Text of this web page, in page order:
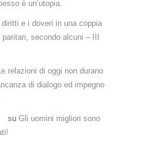
è un’utopia.
I diritti e i doveri in una coppia
secondo alcuni – III
relazioni di oggi non durano
di dialogo ed impegno
su Gli uomini migliori sono